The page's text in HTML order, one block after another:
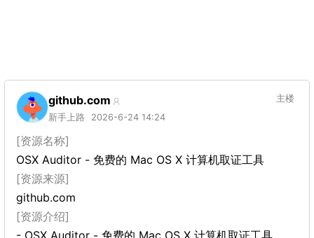
github.com
新手上路 2026-6-24 14:24
主楼
[资源名称]
OSX Auditor - 免费的 Mac OS X 计算机取证工具
[资源来源]
github.com
[资源介绍]
- OSX Auditor - 免费的 Mac OS X 计算机取证工具。